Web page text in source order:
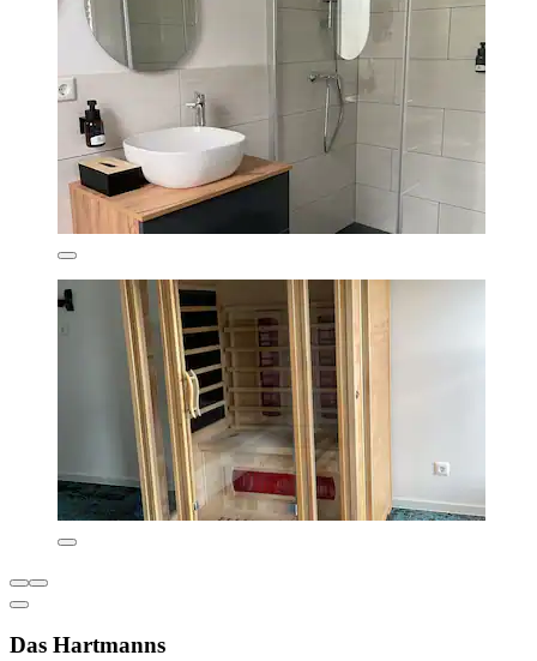
Das Hartmanns